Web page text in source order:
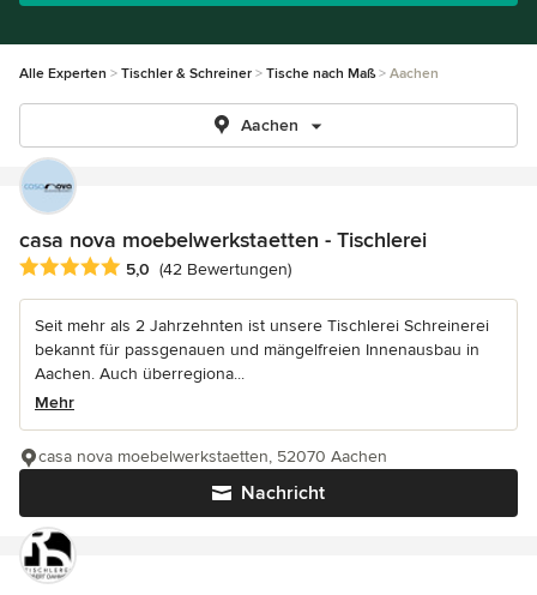
Alle Experten Tischler & Schreiner Tische nach Maß Aachen
Aachen
casa nova moebelwerkstaetten - Tischlerei
Durchschnittliche Bewertung: 5 von 5 Sternen
5,0 (42 Bewertungen)
Seit mehr als 2 Jahrzehnten ist unsere Tischlerei Schreinerei
bekannt für passgenauen und mängelfreien Innenausbau in
Aachen. Auch überregiona...
Mehr
Nachricht
casa nova moebelwerkstaetten, 52070 Aachen